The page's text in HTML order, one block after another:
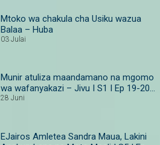
Mtoko wa chakula cha Usiku wazua
Balaa – Huba
03 Julai
Munir atuliza maandamano na mgomo
wa wafanyakazi – Jivu I S1 I Ep 19-20 I
Maisha Magic Bongo
28 Juni
EJairos Amletea Sandra Maua, Lakini